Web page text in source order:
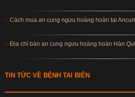
Cách mua an cung ngưu hoàng hoàn tại
Địa chỉ bán an cung ngưu hoàng hoàn Hàn
TIN TỨC VỀ BỆNH TAI BIẾN